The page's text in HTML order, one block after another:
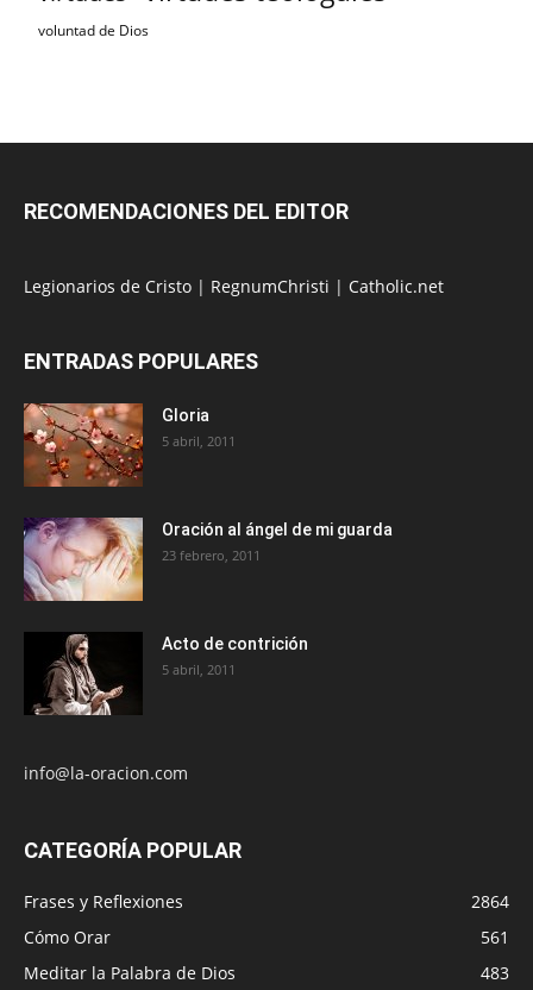
voluntad de Dios
RECOMENDACIONES DEL EDITOR
Legionarios de Cristo | RegnumChristi | Catholic.net
ENTRADAS POPULARES
Gloria
5 abril, 2011
Oración al ángel de mi guarda
23 febrero, 2011
Acto de contrición
5 abril, 2011
info@la-oracion.com
CATEGORÍA POPULAR
Frases y Reflexiones
2864
Cómo Orar
561
Meditar la Palabra de Dios
483